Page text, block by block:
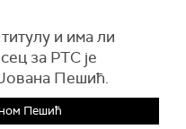
и има ли
за РТС је
Пешић.
Пешић